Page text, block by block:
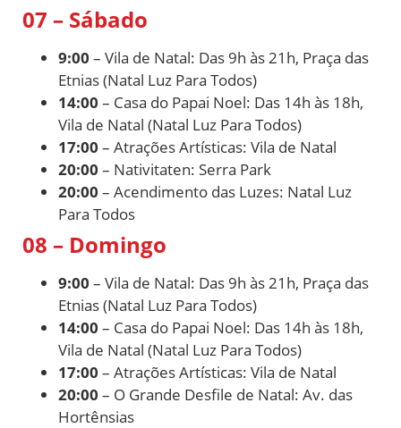
07 – Sábado
9:00 – Vila de Natal: Das 9h às 21h, Praça das
Etnias (Natal Luz Para Todos)
14:00 – Casa do Papai Noel: Das 14h às 18h,
Vila de Natal (Natal Luz Para Todos)
17:00 – Atrações Artísticas: Vila de Natal
20:00 – Nativitaten: Serra Park
20:00 – Acendimento das Luzes: Natal Luz
Para Todos
08 – Domingo
9:00 – Vila de Natal: Das 9h às 21h, Praça das
Etnias (Natal Luz Para Todos)
14:00 – Casa do Papai Noel: Das 14h às 18h,
Vila de Natal (Natal Luz Para Todos)
17:00 – Atrações Artísticas: Vila de Natal
20:00 – O Grande Desfile de Natal: Av. das
Hortênsias